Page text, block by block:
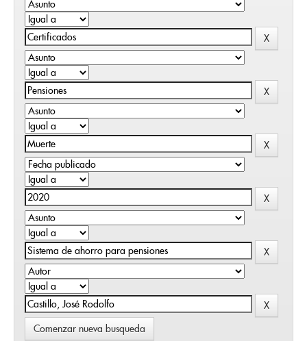
Comenzar nueva busqueda